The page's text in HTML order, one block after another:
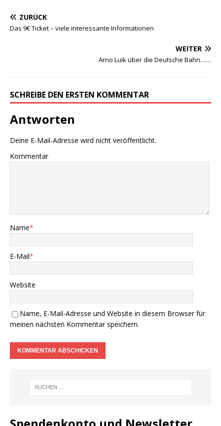
ZURÜCK
Das 9€ Ticket – viele interessante Informationen
WEITER
Arno Luik über die Deutsche Bahn……
SCHREIBE DEN ERSTEN KOMMENTAR
Antworten
Deine E-Mail-Adresse wird nicht veröffentlicht.
Kommentar
Name*
E-Mail*
Website
Name, E-Mail-Adresse und Website in diesem Browser für
meinen nächsten Kommentar speichern.